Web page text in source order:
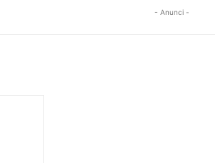
- Anunci -